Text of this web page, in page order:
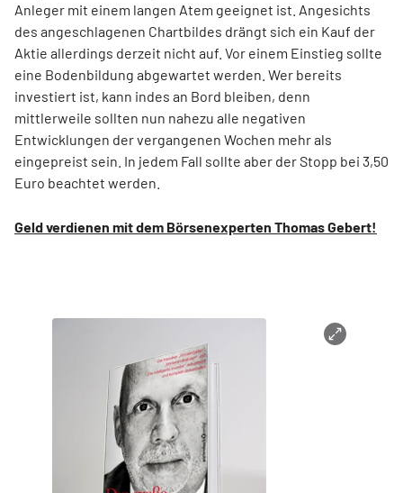
Anleger mit einem langen Atem geeignet ist. Angesichts
des angeschlagenen Chartbildes drängt sich ein Kauf der
Aktie allerdings derzeit nicht auf. Vor einem Einstieg sollte
eine Bodenbildung abgewartet werden. Wer bereits
investiert ist, kann indes an Bord bleiben, denn
mittlerweile sollten nun nahezu alle negativen
Entwicklungen der vergangenen Wochen mehr als
eingepreist sein. In jedem Fall sollte aber der Stopp bei 3,50
Euro beachtet werden.
Geld verdienen mit dem Börsenexperten Thomas Gebert!